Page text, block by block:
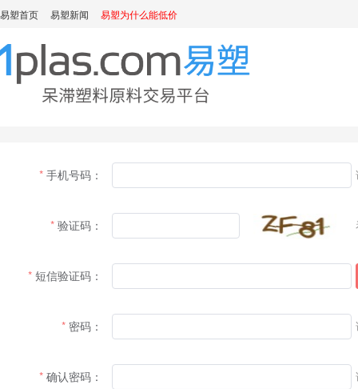
易塑首页 易塑新闻 易塑为什么能低价
手机号码：
验证码：
短信验证码：
密码：
确认密码：